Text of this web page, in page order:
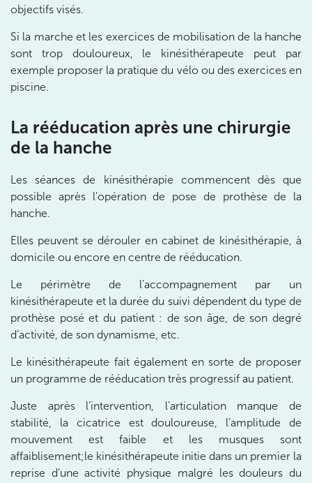
objectifs visés.
Si la marche et les exercices de mobilisation de la hanche
sont trop douloureux, le kinésithérapeute peut par
exemple proposer la pratique du vélo ou des exercices en
piscine.
La rééducation après une chirurgie
de la hanche
Les séances de kinésithérapie commencent dès que
possible après l’opération de pose de prothèse de la
hanche.
Elles peuvent se dérouler en cabinet de kinésithérapie, à
domicile ou encore en centre de rééducation.
Le périmètre de l’accompagnement par un
kinésithérapeute et la durée du suivi dépendent du type de
prothèse posé et du patient : de son âge, de son degré
d’activité, de son dynamisme, etc.
Le kinésithérapeute fait également en sorte de proposer
un programme de rééducation très progressif au patient.
Juste après l’intervention, l’articulation manque de
stabilité, la cicatrice est douloureuse, l’amplitude de
mouvement est faible et les musques sont
affaiblisement;le kinésithérapeute initie dans un premier la
reprise d’une activité physique malgré les douleurs du
6 Rue Petrelle 75009 Paris
6 Rue Petrelle 75009 Paris
01 71 97 53 67
Prenez RDV sur
IK Paris 11
10 Rue Roubo 75011 Paris
10 Rue Roubo 75011 Paris
01 83 96 48 65
5 Rue Monge 92170 Vanves
5 Rue Monge 92170 Vanves
01 46 44 33 92
Prenez RDV sur
Prenez RDV sur
IK SAINT-GERMAIN
199 Bd Saint-Germain 75007 Paris
199 Bd Saint-Germain 75007 Paris
01 43 25 10 20